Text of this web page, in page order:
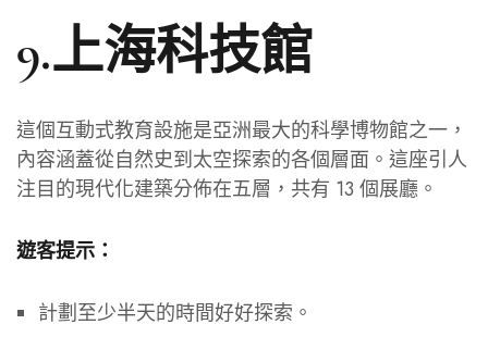
9.上海科技館
這個互動式教育設施是亞洲最大的科學博物館之一，
內容涵蓋從自然史到太空探索的各個層面。這座引人
注目的現代化建築分佈在五層，共有 13 個展廳。
遊客提示：
計劃至少半天的時間好好探索。